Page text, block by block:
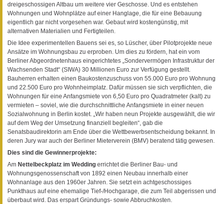
dreigeschossigen Altbau um weitere vier Geschosse. Und es entstehen
Wohnungen und Wohnplätze auf einer Hanglage, die für eine Bebauung
eigentlich gar nicht vorgesehen war. Gebaut wird kostengünstig, mit
alternativen Materialien und Fertigteilen.
Die Idee experimentellen Bauens sei es, so Lüscher, über Pilotprojekte neue
Ansätze im Wohnungsbau zu erproben. Um dies zu fördern, hat ein vom
Berliner Abgeordnetenhaus eingerichtetes „Sondervermögen Infrastruktur der
Wachsenden Stadt“ (SIWA) 30 Millionen Euro zur Verfügung gestellt.
Bauherren erhalten einen Baukostenzuschuss von 55.000 Euro pro Wohnung
und 22.500 Euro pro Wohnheimplatz. Dafür müssen sie sich verpflichten, die
Wohnungen für eine Anfangsmiete von 6,50 Euro pro Quadratmeter (kalt) zu
vermieten – soviel, wie die durchschnittliche Anfangsmiete in einer neuen
Sozialwohnung in Berlin kostet. „Wir haben neun Projekte ausgewählt, die wir
auf dem Weg der Umsetzung finanziell begleiten“, gab die
Senatsbaudirektorin am Ende über die Wettbewerbsentscheidung bekannt. In
deren Jury war auch der Berliner Mieterverein (BMV) beratend tätig gewesen.
Dies sind die Gewinnerprojekte:
Am Nettelbeckplatz im Wedding errichtet die Berliner Bau- und
Wohnungsgenossenschaft von 1892 einen Neubau innerhalb einer
Wohnanlage aus den 1960er Jahren. Sie setzt ein achtgeschossiges
Punkthaus auf eine ehemalige Tief-/Hochgarage, die zum Teil abgerissen und
überbaut wird. Das erspart Gründungs- sowie Abbruchkosten.